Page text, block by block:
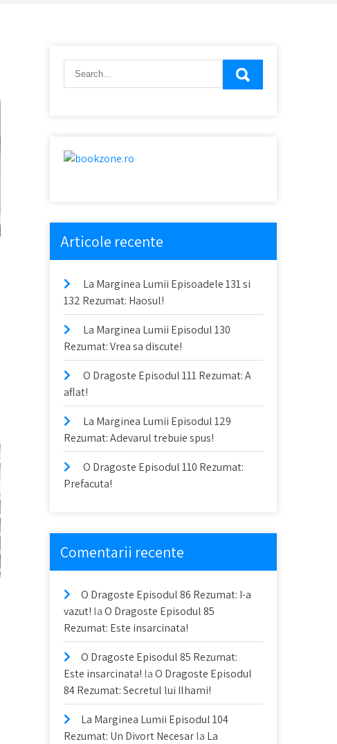
Articole recente
La Marginea Lumii Episoadele 131 si
132 Rezumat: Haosul!
La Marginea Lumii Episodul 130
Rezumat: Vrea sa discute!
O Dragoste Episodul 111 Rezumat: A
aflat!
La Marginea Lumii Episodul 129
Rezumat: Adevarul trebuie spus!
O Dragoste Episodul 110 Rezumat:
Prefacuta!
Comentarii recente
O Dragoste Episodul 86 Rezumat: I-a
vazut! laO Dragoste Episodul 85
Rezumat: Este insarcinata!
O Dragoste Episodul 85 Rezumat:
Este insarcinata! laO Dragoste Episodul
84 Rezumat: Secretul lui Ilhami!
La Marginea Lumii Episodul 104
Rezumat: Un Divort Necesarla La